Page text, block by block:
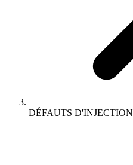
DÉFAUTS D'INJECTION